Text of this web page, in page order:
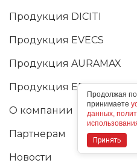
Продукция DICITI
Продукция EVECS
Продукция AURAMAX
Продукция ERA PRO
О компании
Партнерам
Новости
Продолжая
принимаете
данных,
Принять